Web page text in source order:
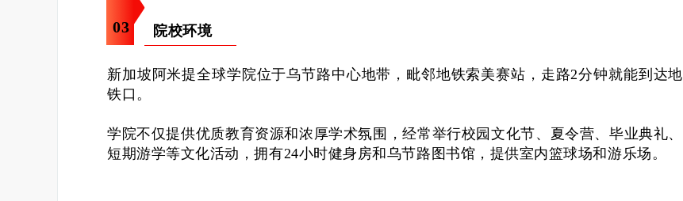
03 院校环境
新加坡阿米提全球学院位于乌节路中心地带，毗邻地铁索美赛站，走路2分钟就能到达地
铁口。
学院不仅提供优质教育资源和浓厚学术氛围，经常举行校园文化节、夏令营、毕业典礼、
短期游学等文化活动，拥有24小时健身房和乌节路图书馆，提供室内篮球场和游乐场。